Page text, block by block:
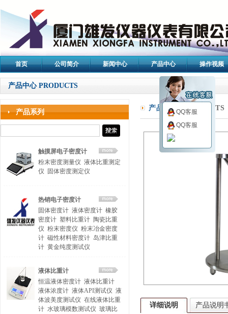
首页 公司简介 新闻中心 产品中心 操作视频
产品中心 PRODUCTS
产品系列
触摸屏电子密度计
粉末密度测量仪 液体比重测定
仪
固体密度测定仪
热销电子密度计
固体密度计 液体密度计 橡胶
密度计 塑料比重计 陶瓷比重
仪 粉末密度仪 粉末冶金密度
计 磁性材料密度计 岛津比重
计 黄金纯度测试仪
液体比重计
恒温液体密度计 液体比重计
液体浓度计 液体API测试仪 液
体波美度测试仪 在线液体比重
计 水玻璃模数测试仪 玻璃比
产品中心/PRODUCTS
详细说明 产品说明
QQ客服
QQ客服